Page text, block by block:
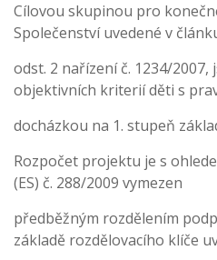
Cílovou skupinou pro
Společenství uvedené v
odst. 2 nařízení č. 1234/2007,
objektivních kriterií děti s
docházkou na 1. stupeň
Rozpočet projektu je s
(ES) č. 288/2009 vymezen
předběžným rozdělením
základě rozdělovacího klíče